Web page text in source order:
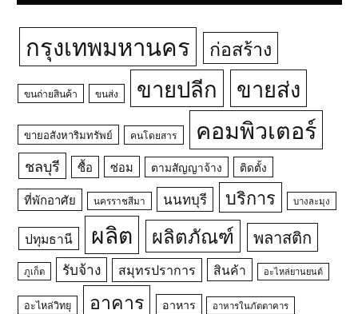
กรุงเทพมหานคร ก่อสร้าง
ขนถ่ายสินค้า ขนส่ง ขายปลีก ขายส่ง
ขายอสังหาริมทรัพย์ คนโดยสาร คอมพิวเตอร์
ชลบุรี ซื้อ ซ่อม ตามสัญญาจ้าง ติดตั้ง
ที่พักอาศัย นครราชสีมา นนทบุรี บริการ บางละมุง
ปทุมธานี ผลิต ผลิตภัณฑ์ พลาสติก
ภูเก็ต รับจ้าง สมุทรปราการ สินค้า อะไหล่ยานยนต์
อะไหล่วิทยุ อาคาร อาหาร อาหารในภัตตาคาร